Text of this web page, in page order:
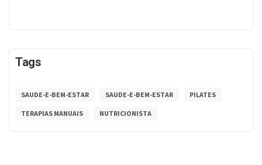
Tags
SAUDE-E-BEM-ESTAR SAUDE-E-BEM-ESTAR PILATES
TERAPIAS MANUAIS NUTRICIONISTA